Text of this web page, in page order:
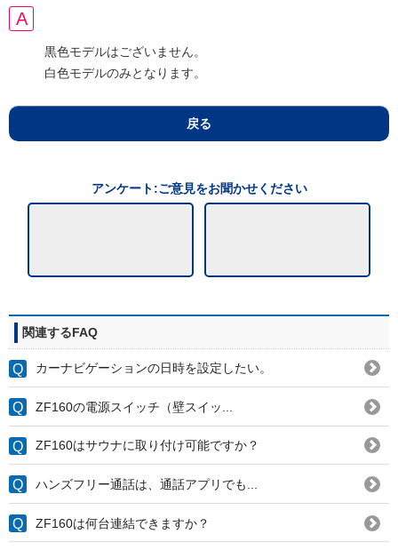
黒色モデルはございません。
白色モデルのみとなります。
戻る
アンケート:ご意見をお聞かせください
関連するFAQ
カーナビゲーションの日時を設定したい。
ZF160の電源スイッチ（壁スイッ...
ZF160はサウナに取り付け可能ですか？
ハンズフリー通話は、通話アプリでも...
ZF160は何台連結できますか？